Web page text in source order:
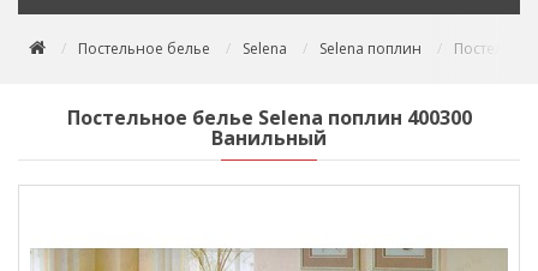
Постельное белье Selena Selena поплин
Постельное белье Selena поплин 400300
Ванильный